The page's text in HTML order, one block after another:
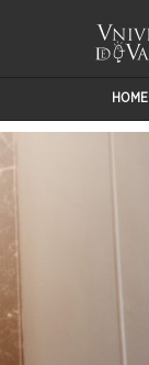
HOME